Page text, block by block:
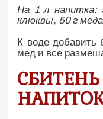
На 1 л напитка:
клюквы, 50 г
К воде добавить
мед и все